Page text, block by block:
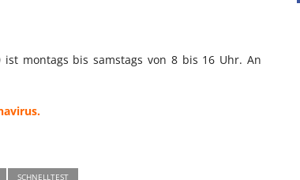
montags bis samstags von 8 bis 16 Uhr. An
SCHNELLTEST